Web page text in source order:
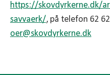
https://skovdyrkerne.dk/
savvaerk/, på telefon 62
oer@skovdyrkerne.dk